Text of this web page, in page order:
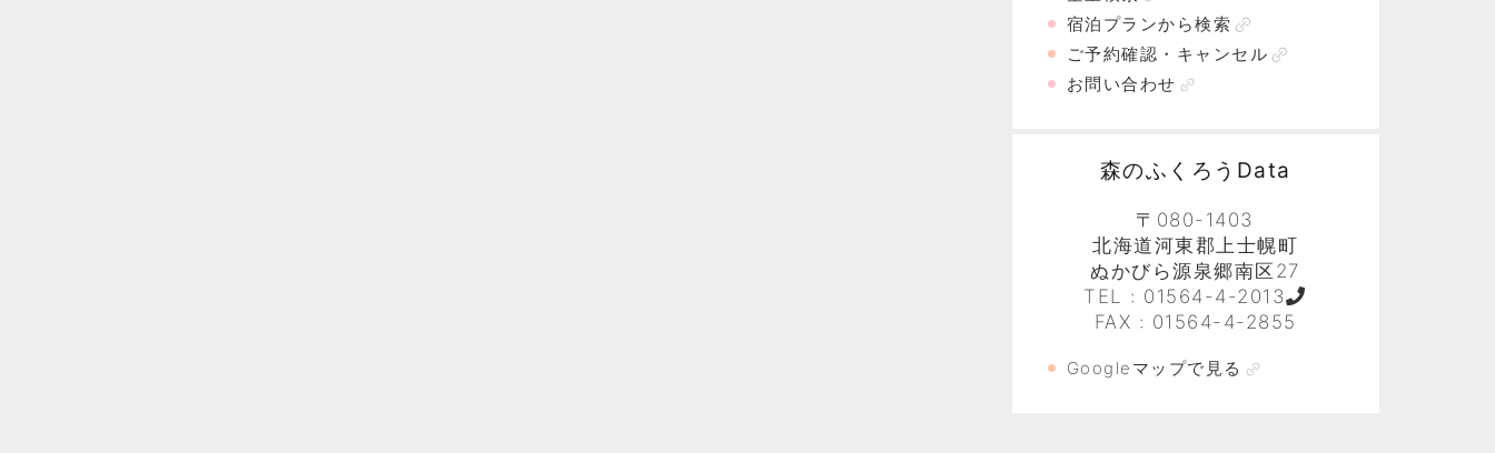
宿泊プランから検索
ご予約確認・キャンセル
お問い合わせ
森のふくろうData
〒080-1403
北海道河東郡上士幌町
ぬかびら源泉郷南区27
TEL : 01564-4-2013
FAX : 01564-4-2855
Googleマップで見る